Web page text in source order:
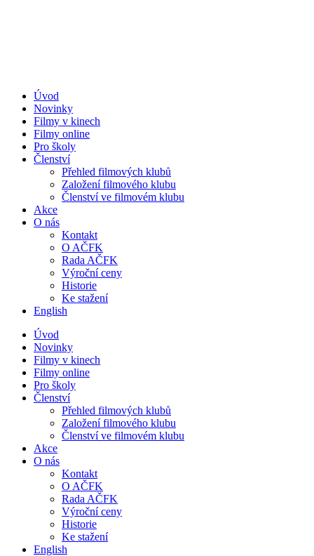
Úvod
Novinky
Filmy v kinech
Filmy online
Pro školy
Členství
Přehled filmových klubů
Založení filmového klubu
Členství ve filmovém klubu
Akce
O nás
Kontakt
O AČFK
Rada AČFK
Výroční ceny
Historie
Ke stažení
English
Úvod
Novinky
Filmy v kinech
Filmy online
Pro školy
Členství
Přehled filmových klubů
Založení filmového klubu
Členství ve filmovém klubu
Akce
O nás
Kontakt
O AČFK
Rada AČFK
Výroční ceny
Historie
Ke stažení
English